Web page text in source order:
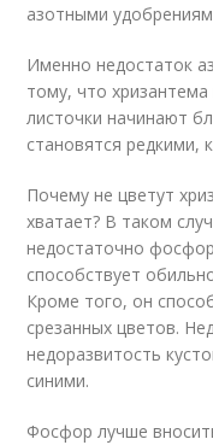
азотными
Именно недостаток
тому, что
листочки начинают
становятся редкими,
Почему не цветут
хватает? В таком
недостаточно
способствует
Кроме того, он
срезанных цветов.
недоразвитость
синими.
Фосфор лучше